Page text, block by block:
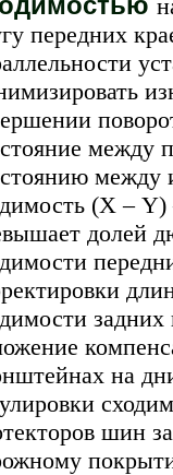
передних
между
между
(Х –
долей
задних
на
шин